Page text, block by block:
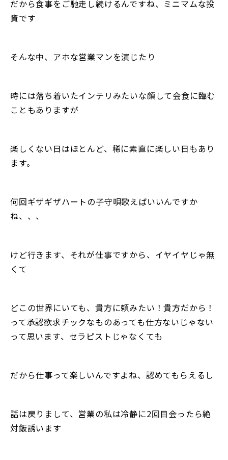
だから食事をご馳走し続けるんですね、ミニマムな投
資です
そんな中、アホな営業マンを演じたり
時には落ち着いたインテリみたいな顔して会食に臨む
こともありますが
楽しくない日はほとんど、稀に素直に楽しい日もあり
ます。
何回ギザギザハートの子守唄歌えばいいんですか
ね、、、
けど行きます、それが仕事ですから、イヤイヤじゃ無
くて
どこの世界にいても、貴方に頼みたい！貴方だから！
って承認欲求チックなものあっても仕方ないじゃない
って思います、セラピストじゃなくても
だから仕事って楽しいんですよね、認めてもらえるし
話は戻りまして、営業の私は冷静に2回目会ったら絶
対飯誘います